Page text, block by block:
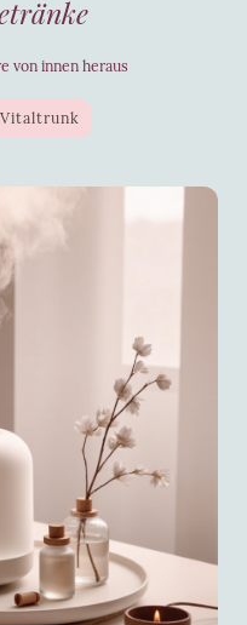
von innen heraus